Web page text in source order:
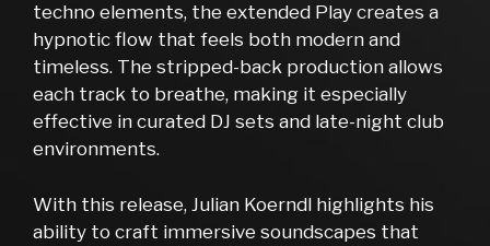
techno elements, the extended Play creates a
hypnotic flow that feels both modern and
timeless. The stripped-back production allows
each track to breathe, making it especially
effective in curated DJ sets and late-night club
environments.
With this release, Julian Koerndl highlights his
ability to craft immersive soundscapes that